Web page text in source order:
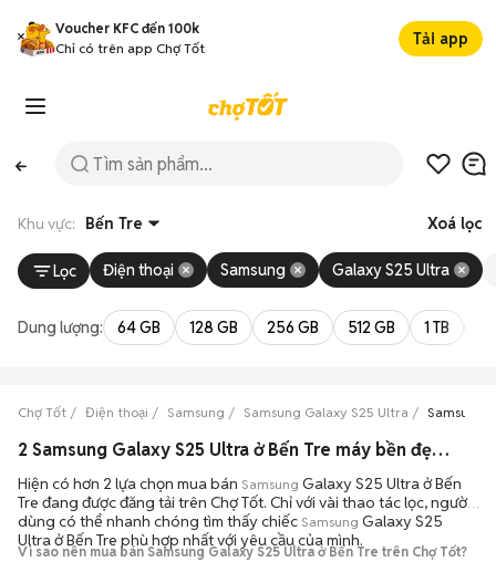
Voucher KFC đến 100k
Chỉ có trên app Chợ Tốt
Tải app
Khu vực: Bến Tre Xoá lọc
Lọc Điện thoại Samsung Galaxy S25 Ultra
Dung lượng: 64 GB 128 GB 256 GB 512 GB 1 TB
Chợ Tốt Điện thoại Samsung Samsung Galaxy S25 Ultra Samsung
2 Samsung Galaxy S25 Ultra ở Bến Tre máy bền đẹp đang bán 08/2026
Hiện có hơn 2 lựa chọn mua bán Samsung Galaxy S25 Ultra ở Bến
Tre đang được đăng tải trên Chợ Tốt. Chỉ với vài thao tác lọc, người
dùng có thể nhanh chóng tìm thấy chiếc Samsung Galaxy S25
Ultra ở Bến Tre phù hợp nhất với yêu cầu của mình.
Vì sao nên mua bán Samsung Galaxy S25 Ultra ở Bến Tre trên Chợ Tốt?